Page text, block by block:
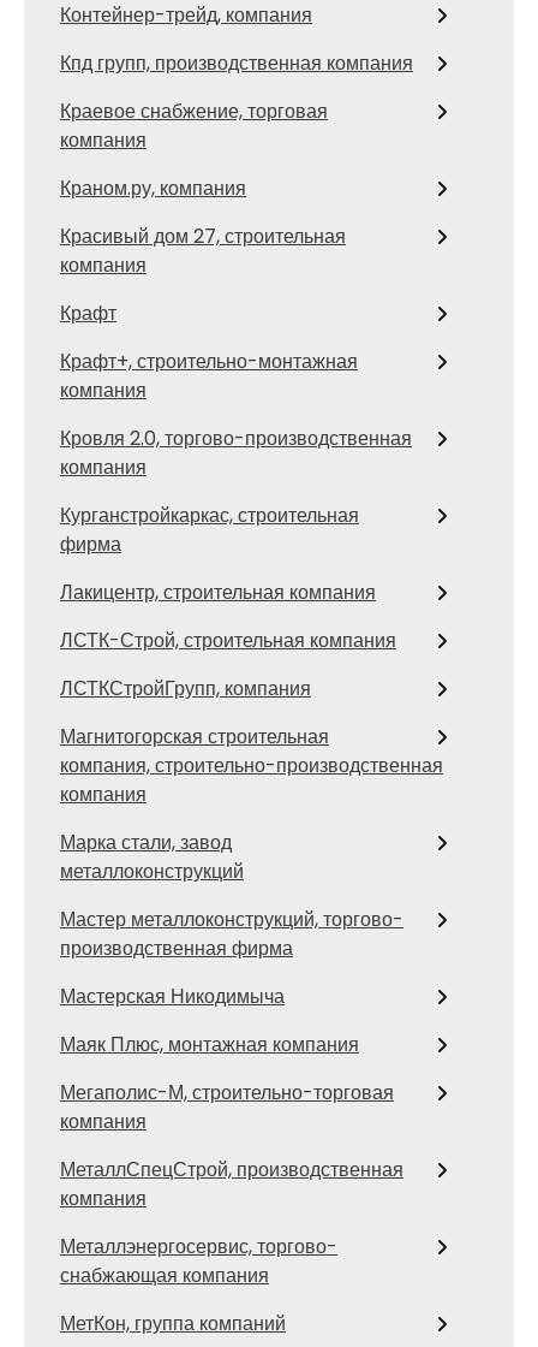
Контейнер-трейд, компания
Кпд групп, производственная компания
Краевое снабжение, торговая
компания
Краном.ру, компания
Красивый дом 27, строительная
компания
Крафт
Крафт+, строительно-монтажная
компания
Кровля 2.0, торгово-производственная
компания
Курганстройкаркас, строительная
фирма
Лакицентр, строительная компания
ЛСТК-Строй, строительная компания
ЛСТКСтройГрупп, компания
Магнитогорская строительная
компания, строительно-производственная
компания
Марка стали, завод
металлоконструкций
Мастер металлоконструкций, торгово-
производственная фирма
Мастерская Никодимыча
Маяк Плюс, монтажная компания
Мегаполис-М, строительно-торговая
компания
МеталлСпецСтрой, производственная
компания
Металлэнергосервис, торгово-
снабжающая компания
МетКон, группа компаний